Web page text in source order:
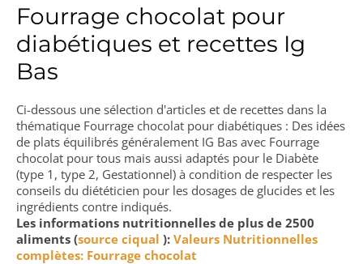
Fourrage chocolat pour
diabétiques et recettes Ig
Bas
Ci-dessous une sélection d'articles et de recettes dans la
thématique Fourrage chocolat pour diabétiques : Des idées
de plats équilibrés généralement IG Bas avec Fourrage
chocolat pour tous mais aussi adaptés pour le Diabète
(type 1, type 2, Gestationnel) à condition de respecter les
conseils du diététicien pour les dosages de glucides et les
ingrédients contre indiqués.
Les informations nutritionnelles de plus de 2500
aliments (source ciqual ): Valeurs Nutritionnelles
complètes: Fourrage chocolat